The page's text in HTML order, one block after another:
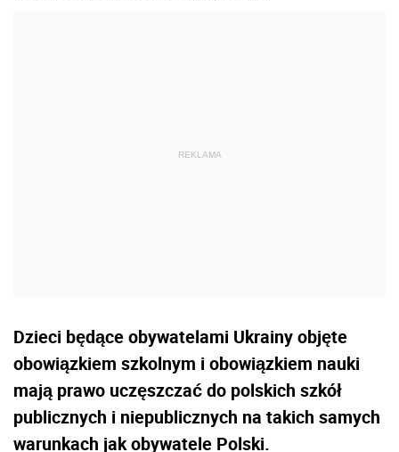
Dzieci będące obywatelami Ukrainy objęte
obowiązkiem szkolnym i obowiązkiem nauki
mają prawo uczęszczać do polskich szkół
publicznych i niepublicznych na takich samych
warunkach jak obywatele Polski.